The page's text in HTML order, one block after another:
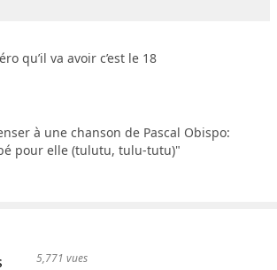
qu’il va avoir c’est le 18
à une chanson de Pascal Obispo:
pour elle (tulutu, tulu-tutu)"
5,771 vues